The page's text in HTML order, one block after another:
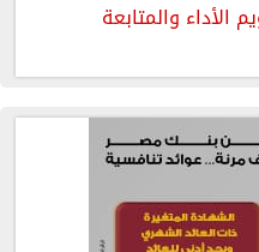
والمتابعة